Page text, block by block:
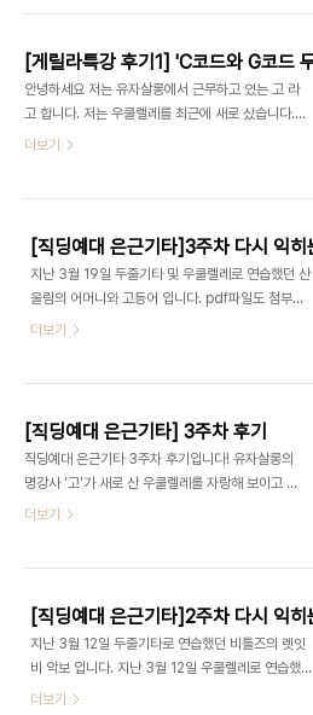
사회의 한 켠에서 작지만 깊은 울림을 만들어냈고 누
seoheenolja@gmail.com 입니다.
안녕하세요 저는 유자살롱에서 근무하고 있는 고 라
고 합니다. 저는 우쿨렐레를 최근에 새로 샀습니다.
진짜 이쁘죠.. 심지어 컬러줄이고 몸매는 솔리드(원
기 힘들어서 기타를 잘 못치는데 우쿨렐레는 아주 간
편하고 나일롱롱 줄이라 손도 안아프고 가볍고 등에
메고다니거나 어깨에 걸고다니기 좋은 아주 간지나
게 똑 소리나는 악기지요 우쿨렐레를 좋아해서 저는
게릴라 특강을 맡게 되었습니다 우쿨렐레로..그 이름
력을 전파하고 사라질 요량으로3월 21일 목요일 오
느새 달콤한 co..
더보기
지난 3월 19일 두줄기타 및 우쿨렐레로 연습했던 산
울림의 어머니와 고등어 입니다. pdf파일도 첨부합
니다. 우리가 익혔던 따운따운따운따운 / 따운따운따
더보기
[직딩예대 은근기타] 3주차 후기
직딩예대 은근기타 3주차 후기입니다! 유자살롱의
명강사 '고'가 새로 산 우쿨렐레를 자랑해 보이고 있
습니다.역시 새 악기는 언제나 가슴을 설레게 하네요!
른 한 팀은 두 줄 기타와 한 줄기타를 연습해보았습니
다.악기를 잡는 게 1주일 사이에 어색해지기도 하였
지만, 2주차까지 연습곡들을 함께 연주해보았습니
다. 화사한 이발사와 이발을 해서 말쑥해진 깡통입니
다. 두 분 모두 파워 스트로크의 소유자입니다. 평소
더보기
지난 3월 12일 두줄기타로 연습했던 비틀즈의 렛잇
비 악보 입니다. 지난 3월 12일 우쿨렐레로 연습했던
작자미상의 곰세마리 입니다. pdf 파일도 첨부합니
더보기